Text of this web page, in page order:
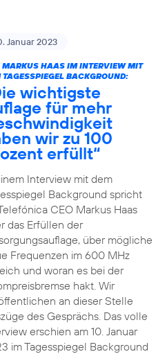
Januar 2023
MARKUS HAAS IM INTERVIEW MIT
TAGESSPIEGEL BACKGROUND:
wichtigste
für mehr
wir zu 100
erfüllt“
Interview mit dem
Background spricht
CEO Markus Haas
das Erfüllen der
über mögliche
Frequenzen im 600 MHz
und woran es bei der
hakt. Wir
an dieser Stelle
des Gesprächs. Das volle
erschien am 10. Januar
im Tagesspiegel Background